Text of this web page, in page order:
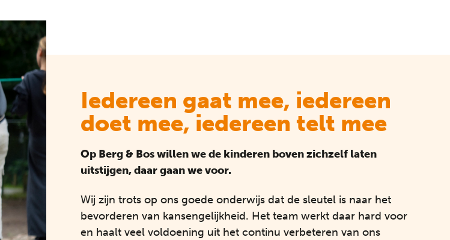
Iedereen gaat mee, iedereen
doet mee, iedereen telt mee
Op Berg & Bos willen we de kinderen boven zichzelf laten
uitstijgen, daar gaan we voor.
Wij zijn trots op ons goede onderwijs dat de sleutel is naar het
bevorderen van kansengelijkheid. Het team werkt daar hard voor
en haalt veel voldoening uit het continu verbeteren van ons